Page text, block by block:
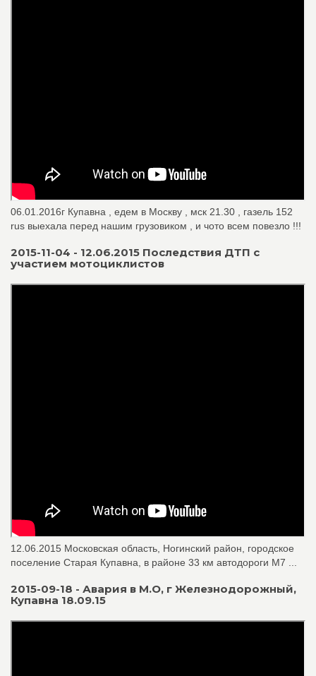
06.01.2016г Купавна , едем в Москву , мск 21.30 , газель 152
rus выехала перед нашим грузовиком , и чото всем повезло !!!
2015-11-04 - 12.06.2015 Последствия ДТП с
участием мотоциклистов
12.06.2015 Московская область, Ногинский район, городское
поселение Старая Купавна, в районе 33 км автодороги М7 ...
2015-09-18 - Авария в М.О, г Железнодорожный,
Купавна 18.09.15